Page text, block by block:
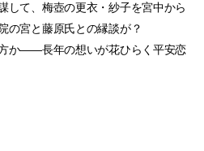
して、梅壺の更衣・紗子を宮中から
の宮と藤原氏との縁談が？
か――長年の想いが花ひらく平安恋